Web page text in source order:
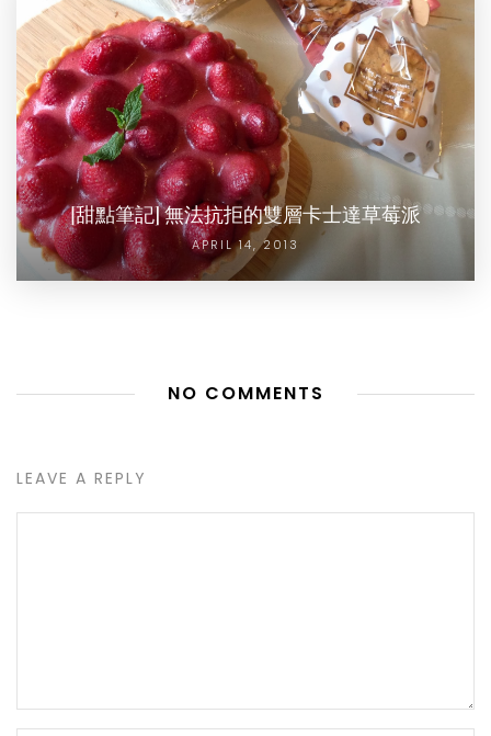
[甜點筆記] 無法抗拒的雙層卡士達草莓派
APRIL 14, 2013
NO COMMENTS
LEAVE A REPLY